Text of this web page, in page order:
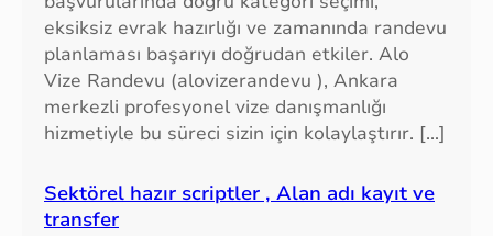
eksiksiz evrak hazırlığı ve zamanında randevu
planlaması başarıyı doğrudan etkiler. Alo
Vize Randevu (alovizerandevu ), Ankara
merkezli profesyonel vize danışmanlığı
hizmetiyle bu süreci sizin için kolaylaştırır. […]
Sektörel hazır scriptler , Alan adı kayıt ve
transfer